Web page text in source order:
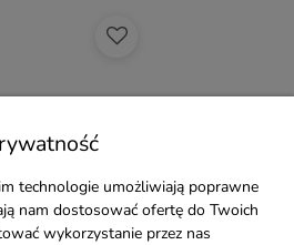
technologie umożliwiają poprawne
nam dostosować ofertę do Twoich
wykorzystanie przez nas